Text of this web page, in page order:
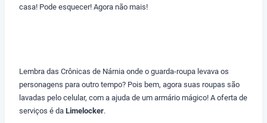
casa! Pode esquecer! Agora não mais!
Lembra das Crônicas de Nárnia onde o guarda-roupa levava os
personagens para outro tempo? Pois bem, agora suas roupas são
lavadas pelo celular, com a ajuda de um armário mágico! A oferta de
serviços é da Limelocker.